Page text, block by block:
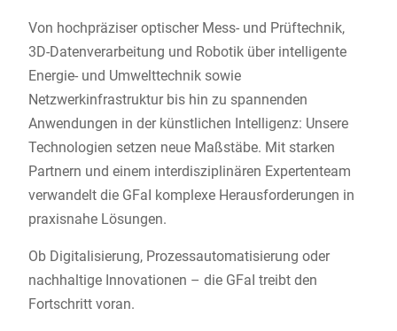
Von hochpräziser optischer Mess- und Prüftechnik,
3D-Datenverarbeitung und Robotik über intelligente
Energie- und Umwelttechnik sowie
Netzwerkinfrastruktur bis hin zu spannenden
Anwendungen in der künstlichen Intelligenz: Unsere
Technologien setzen neue Maßstäbe. Mit starken
Partnern und einem interdisziplinären Expertenteam
verwandelt die GFaI komplexe Herausforderungen in
praxisnahe Lösungen.
Ob Digitalisierung, Prozessautomatisierung oder
nachhaltige Innovationen – die GFaI treibt den
Fortschritt voran.